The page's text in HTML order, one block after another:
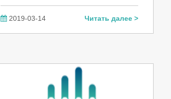
2019-03-14 Читать далее >